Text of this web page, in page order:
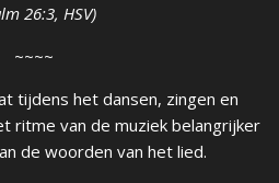
26:3, HSV)
~~~~
tijdens het dansen, zingen en
ritme van de muziek belangrijker
de woorden van het lied.